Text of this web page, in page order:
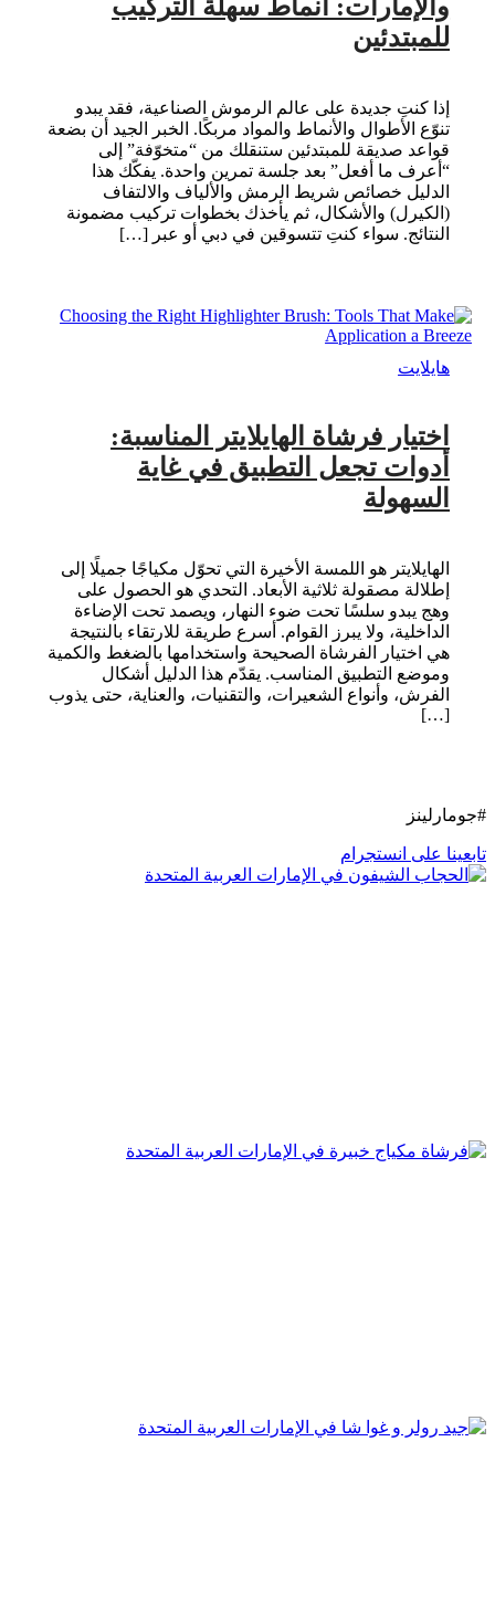
والإمارات: أنماط سهلة التركيب
للمبتدئين
إذا كنتِ جديدة على عالم الرموش الصناعية، فقد يبدو
تنوّع الأطوال والأنماط والمواد مربكًا. الخبر الجيد أن بضعة
قواعد صديقة للمبتدئين ستنقلك من “متخوّفة” إلى
“أعرف ما أفعل” بعد جلسة تمرين واحدة. يفكّك هذا
الدليل خصائص شريط الرمش والألياف والالتفاف
(الكيرل) والأشكال، ثم يأخذك بخطوات تركيب مضمونة
النتائج. سواء كنتِ تتسوقين في دبي أو عبر […]
هايلايت
اختيار فرشاة الهايلايتر المناسبة:
أدوات تجعل التطبيق في غاية
السهولة
الهايلايتر هو اللمسة الأخيرة التي تحوّل مكياجًا جميلًا إلى
إطلالة مصقولة ثلاثية الأبعاد. التحدي هو الحصول على
وهج يبدو سلسًا تحت ضوء النهار، ويصمد تحت الإضاءة
الداخلية، ولا يبرز القوام. أسرع طريقة للارتقاء بالنتيجة
هي اختيار الفرشاة الصحيحة واستخدامها بالضغط والكمية
وموضع التطبيق المناسب. يقدّم هذا الدليل أشكال
الفرش، وأنواع الشعيرات، والتقنيات، والعناية، حتى يذوب
[…]
#جومارلينز
تابعينا على انستجرام